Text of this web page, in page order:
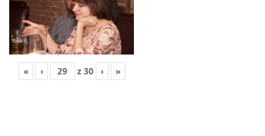
« ‹ z30 › »